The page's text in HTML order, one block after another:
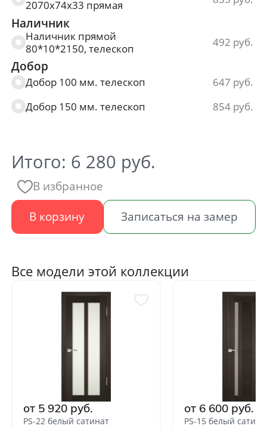
800*2000 мм.
900*2000 мм.
2070х74х33 прямая
Наличник
Наличник прямой
80*10*2150, телескоп
492
Добор
Добор 100 мм. телескоп
647
Добор 150 мм. телескоп
854
Итого: 6 280 руб.
В избранное
В корзину
Записаться на замер
Все модели этой коллекции
от 5 920 руб.
PS-22 белый сатинат
от 6 600 руб.
PS-15 белый